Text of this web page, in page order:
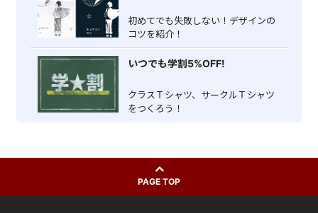
初めてでも失敗しない！デザインの
コツを紹介！
いつでも学割5%OFF!
クラスＴシャツ、サークルＴシャツ
をつくろう！
PAGE TOP